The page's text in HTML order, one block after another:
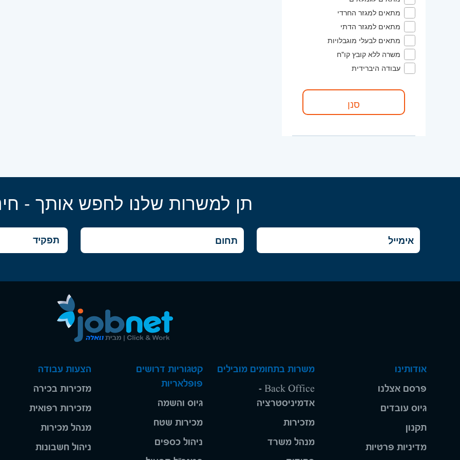
מתאים למגזר החרדי
מתאים למגזר הדתי
מתאים לבעלי מוגבלויות
משרה ללא קובץ קו"ח
עבודה היברידית
תן למשרות שלנו לחפש אותך -
אודותינו
פרסם אצלנו
גיוס עובדים
תקנון
מדיניות פרטיות
משרות בתחומים מובילים
Back Office -
אדמיניסטרציה
מזכירות
מנהל משרד
קטגוריות דרושים
פופלאריות
גיוס והשמה
מכירות שטח
ניהול כספים
הצעות עבודה
מזכירות בכירה
מזכירות רפואית
מנהל מכירות
ניהול חשבונות